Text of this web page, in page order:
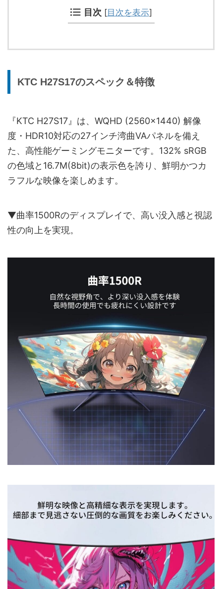
目次 [目次を表示]
KTC H27S17のスペック＆特徴
『KTC H27S17』は、WQHD (2560x1440) 解像
度・HDR10対応の27インチ湾曲VAパネルを備え
た、高性能ゲーミングモニターです。132% sRGB
の色域と16.7M(8bit)の表示色を誇り、鮮明かつカ
ラフルな映像を楽しめます。
▼曲率1500Rのディスプレイで、高い没入感と視認
性の向上を実現。